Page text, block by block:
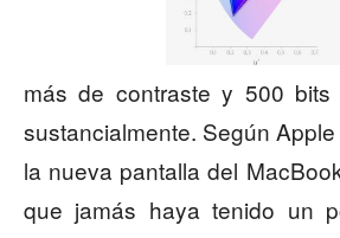
más de contraste y 500 bits
sustancialmente. Según Apple
la nueva pantalla del
que jamás haya tenido un